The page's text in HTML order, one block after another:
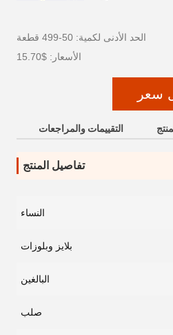
الحد الأدنى لكمية: 50-499 قطعة
الأسعار: $15.70
سعر
التقييمات والمراجعات
تفاصيل المنتج
النساء
بلايز وبلوزات
البالغين
صلب